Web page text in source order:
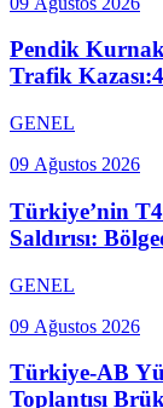
Pendik
Trafik
GENEL
09 Ağustos 2026
Türkiye’nin
Saldırısı:
GENEL
09 Ağustos 2026
Türkiye-AB
Toplantısı